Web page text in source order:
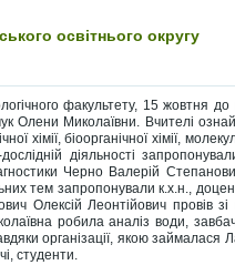
освітнього округу
факультету, 15 жовтня
Олени Миколаївни. Вчителі
хімії, біоорганічної хімії,
діяльності
Черно Валерій
тем запропонували к.х.н.,
Олексій Леонтійович провів
робила аналіз води,
організації, якою займалася
студенти.